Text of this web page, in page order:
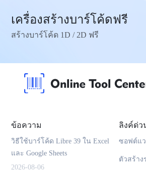
เครื่องสร้างบาร์โค้ดฟรี
สร้างบาร์โค้ด 1D / 2D ฟรี
ข้อความ
วิธีใช้บาร์โค้ด Libre 39 ใน Excel
และ Google Sheets
2026-08-06
ลิงค์ด่ว
ซอฟต์แ
ตัวสร้าง